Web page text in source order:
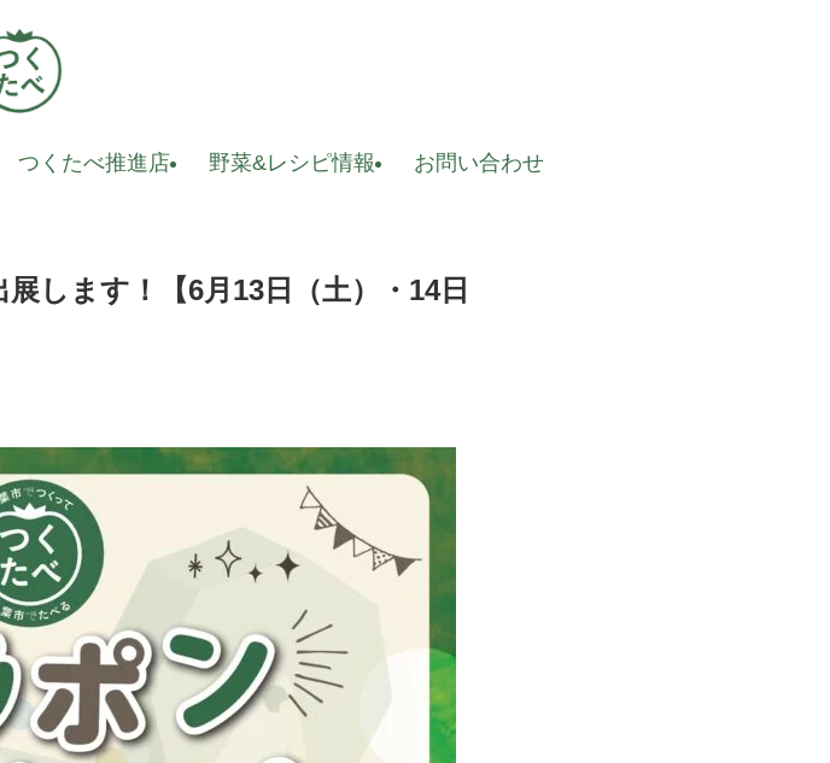
つくたべ推進店 野菜&レシピ情報 お問い合わせ
します！【6月13日（土）・14日